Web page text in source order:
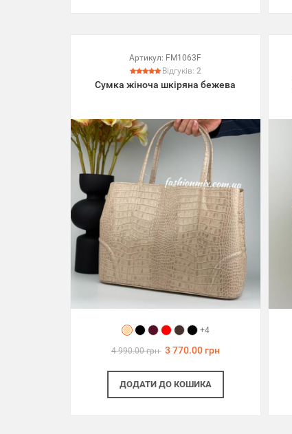
Артикул: FM1063F
Відгуків: 2
Сумка жіноча шкіряна бежева
+4
4 990.00 грн 3 770.00 грн
ДОДАТИДО КОШИКА